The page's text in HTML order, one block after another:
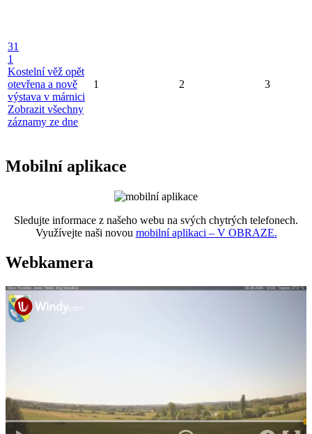
31
1
Kostelní věž opět
otevřena a nově
výstava v márnici
Zobrazit všechny
záznamy ze dne
1 2 3
Mobilní aplikace
Sledujte informace z našeho webu na svých chytrých telefonech.
Využívejte naši novou mobilní aplikaci – V OBRAZE.
Webkamera